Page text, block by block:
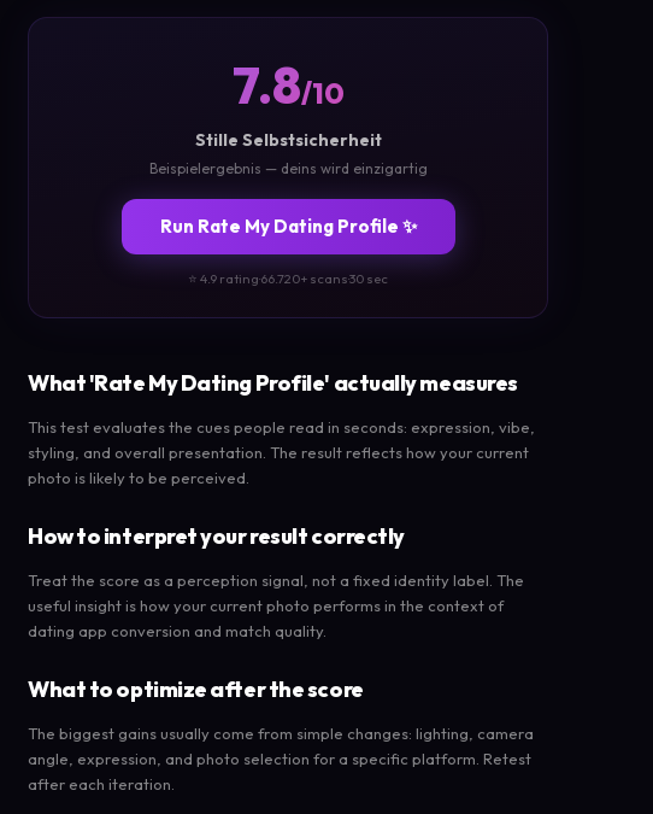
7.8/10
Stille Selbstsicherheit
Beispielergebnis — deins wird einzigartig
Run Rate My Dating Profile ✨
⭐ 4.9 rating·66.720+ scans·30 sec
What 'Rate My Dating Profile' actually measures
This test evaluates the cues people read in seconds: expression, vibe,
styling, and overall presentation. The result reflects how your current
photo is likely to be perceived.
How to interpret your result correctly
Treat the score as a perception signal, not a fixed identity label. The
useful insight is how your current photo performs in the context of
dating app conversion and match quality.
What to optimize after the score
The biggest gains usually come from simple changes: lighting, camera
angle, expression, and photo selection for a specific platform. Retest
after each iteration.